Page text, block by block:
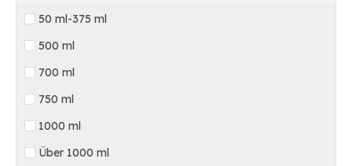
50 ml-375 ml
500 ml
700 ml
750 ml
1000 ml
Über 1000 ml